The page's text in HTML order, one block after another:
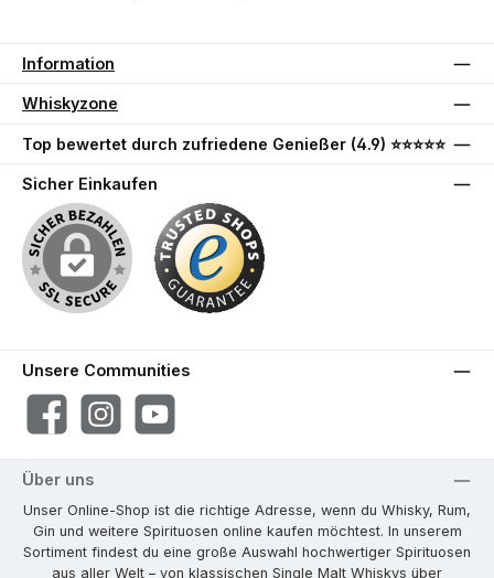
Information
Whiskyzone
Top bewertet durch zufriedene Genießer (4.9) ⭐⭐⭐⭐⭐
Sicher Einkaufen
Unsere Communities
FacebookInstagramYouTube
Über uns
Unser Online-Shop ist die richtige Adresse, wenn du Whisky, Rum,
Gin und weitere Spirituosen online kaufen möchtest. In unserem
Sortiment findest du eine große Auswahl hochwertiger Spirituosen
aus aller Welt – von klassischen Single Malt Whiskys über